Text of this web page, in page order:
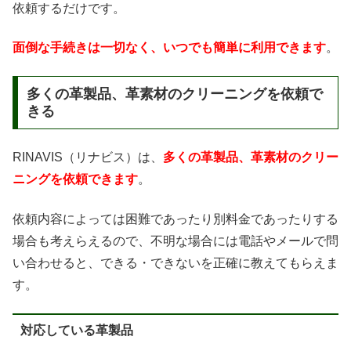
依頼するだけです。
面倒な手続きは一切なく、いつでも簡単に利用できます。
多くの革製品、革素材のクリーニングを依頼で
きる
RINAVIS（リナビス）は、 多くの革製品、革素材のクリー
ニングを依頼できます。
依頼内容によっては困難であったり別料金であったりする
場合も考えらえるので、不明な場合には電話やメールで問
い合わせると、できる・できないを正確に教えてもらえま
す。
対応している革製品